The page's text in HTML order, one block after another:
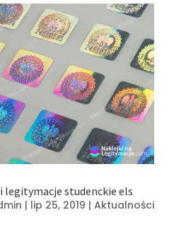
legitymacje studenckie els
| lip 25, 2019 | Aktualności